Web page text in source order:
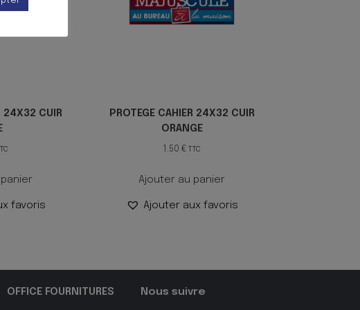
24X32 CUIR
favoris
PROTEGE CAHIER 24X32 CUIR
ORANGE
1.50€ TTC
Ajouter au panier
Ajouter aux favoris
OFFICE FOURNITURES Nous suivre